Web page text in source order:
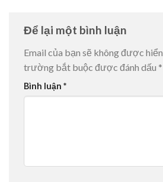
Để lại một bình luận
Email của bạn sẽ không được
trường bắt buộc được đánh dấu *
Bình luận *